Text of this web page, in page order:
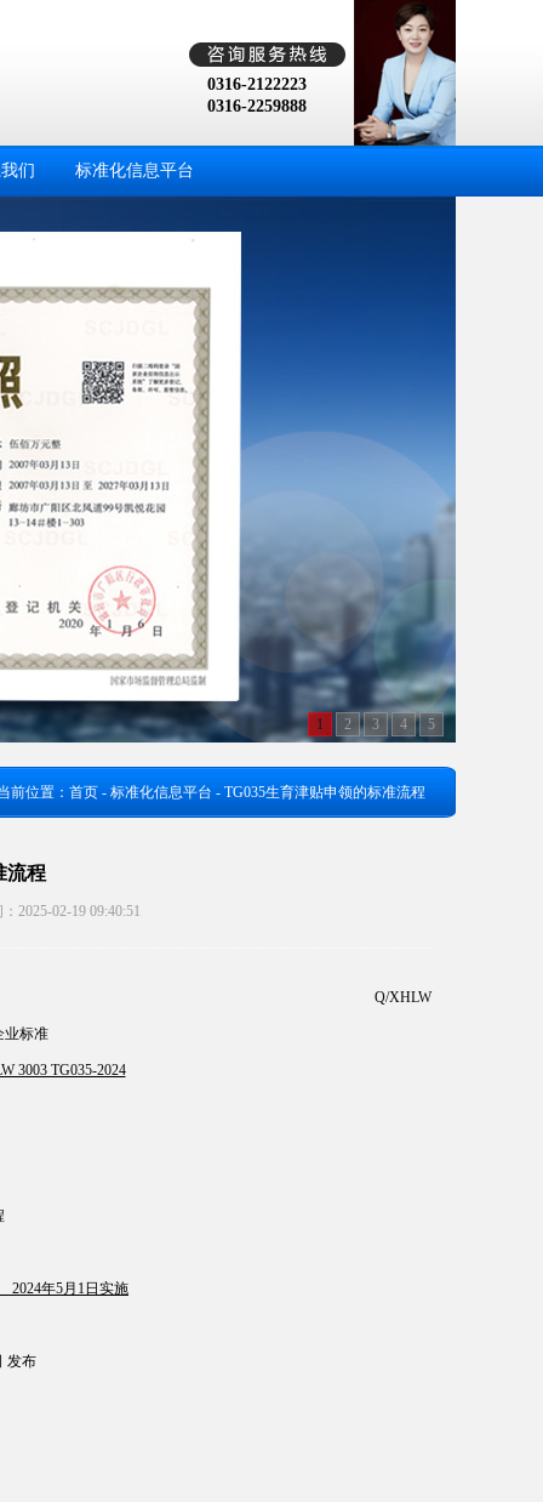
0316-2122223
0316-2259888
们 标准化信息平台
1 2 3 4 5
前位置： 首页 - 标准化信息平台 - TG035生育津贴申领的标准流程
流程
2025-02-19 09:40:51
Q/XHLW
业标准
2024
月1日实施
发布